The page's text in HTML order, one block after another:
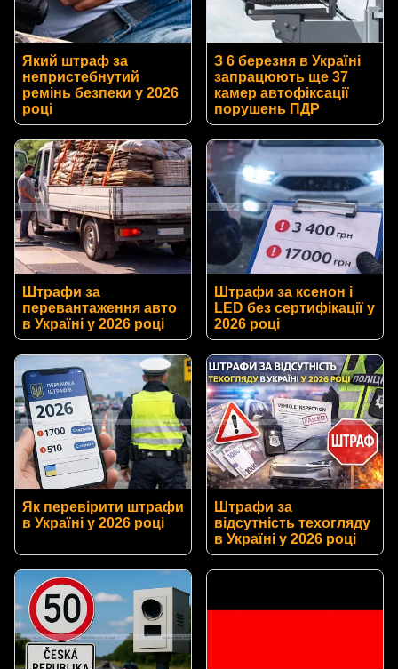
Який штраф за
непристебнутий
ремінь безпеки у 2026
році
З 6 березня в Україні
запрацюють ще 37
камер автофіксації
порушень ПДР
Штрафи за
перевантаження авто
в Україні у 2026 році
Штрафи за ксенон і
LED без сертифікації у
2026 році
Як перевірити штрафи
в Україні у 2026 році
Штрафи за
відсутність техогляду
в Україні у 2026 році